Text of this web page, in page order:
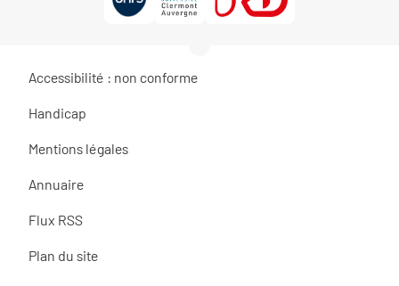
Accessibilité : non conforme
Handicap
Mentions légales
Annuaire
Flux RSS
Plan du site